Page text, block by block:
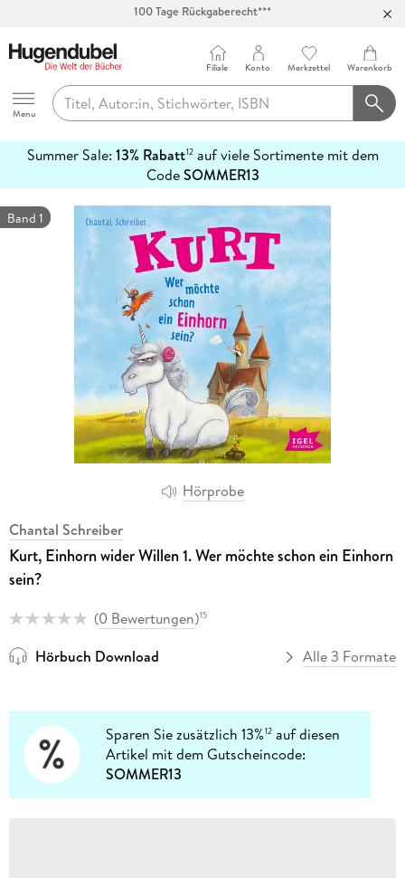
Abholung in über 100 Filialen
Hugendubel
Menu
Filiale Konto Merkzettel Warenkorb
Summer Sale: 13% Rabatt12auf viele Sortimente mit dem
CodeSOMMER13
erfahren
Hörprobe
Band 1
Chantal Schreiber
Kurt, Einhorn wider Willen 1. Wer möchte schon ein Einhorn
sein?
(0 Bewertungen)15
Hörbuch Download Alle 3 Formate
Sparen Sie zusätzlich 13%12 auf diesen
Artikel mit dem Gutscheincode:
SOMMER13